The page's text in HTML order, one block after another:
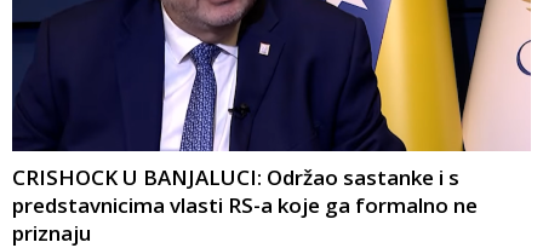
CRISHOCK U BANJALUCI: Održao sastanke i s
predstavnicima vlasti RS-a koje ga formalno ne
priznaju